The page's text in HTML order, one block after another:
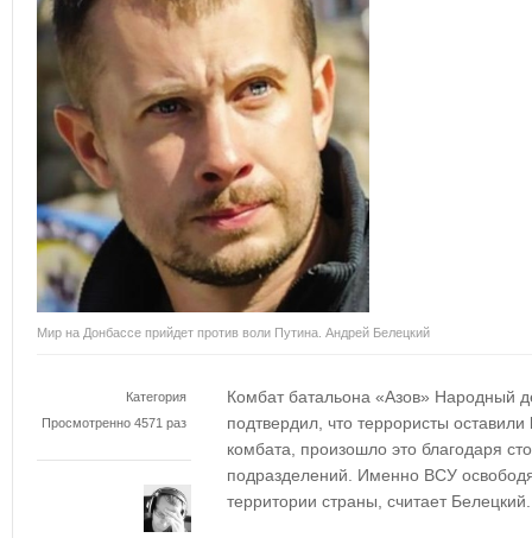
Мир на Донбассе прийдет против воли Путина. Андрей Белецкий
Категория
Просмотренно 4571 раз
Комбат батальона «Азов» Народный
подтвердил, что террористы оставили
комбата, произошло это благодаря
подразделений. Именно ВСУ
территории страны, считает Белецкий.